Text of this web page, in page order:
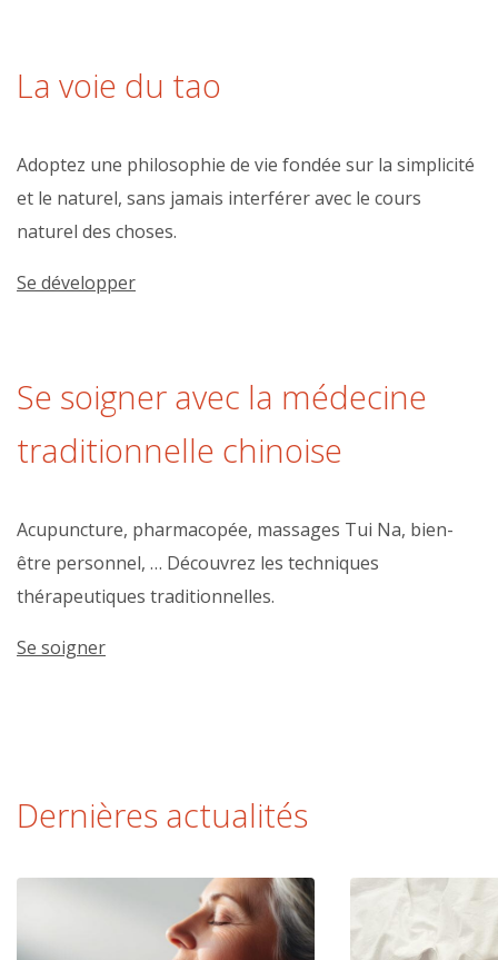
La voie du tao
Adoptez une philosophie de vie fondée sur la simplicité
et le naturel, sans jamais interférer avec le cours
naturel des choses.
Se développer
Se soigner avec la médecine
traditionnelle chinoise
Acupuncture, pharmacopée, massages Tui Na, bien-
être personnel, … Découvrez les techniques
thérapeutiques traditionnelles.
Se soigner
Dernières actualités